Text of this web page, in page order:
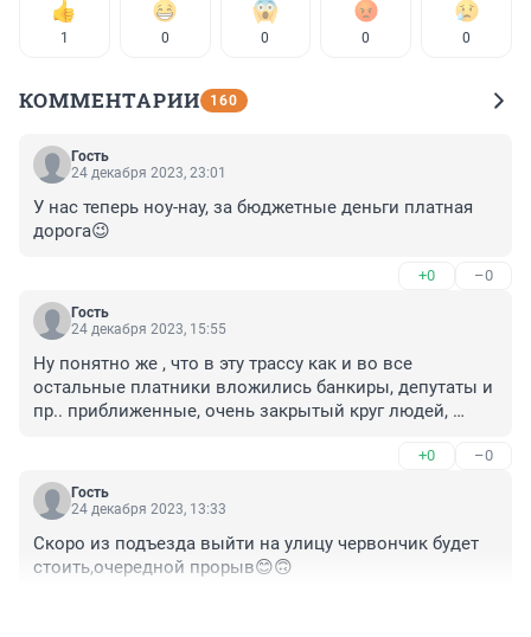
1 0 0 0 0
КОММЕНТАРИИ 160
Гость
24 декабря 2023, 23:01
У нас теперь ноу-нау, за бюджетные деньги платная
дорога😉
+0 –0
Гость
24 декабря 2023, 15:55
Ну понятно же , что в эту трассу как и во все
остальные платники вложились банкиры, депутаты и
пр.. приближенные, очень закрытый круг людей,
это надо..Может пора заканчивать уже с этим
беспределом...
+0 –0
Гость
24 декабря 2023, 13:33
Скоро из подъезда выйти на улицу червончик будет
стоить,очередной прорыв😊🙃